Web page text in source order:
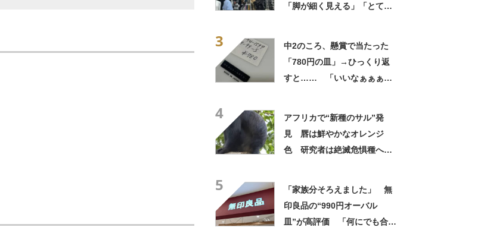
「脚が細く見える」「とても
3
中2のころ、懸賞で当たった
「780円の皿」→ひっくり返
すと…… 「いいなぁぁぁぁ
4
アフリカで“新種のサル”発
見 唇は鮮やかなオレンジ
色 研究者は絶滅危惧種への
5
「家族分そろえました」 無
印良品の“990円オーバル
皿”が高評価 「何にでも合